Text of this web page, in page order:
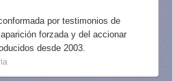
por testimonios de
forzada y del accionar
desde 2003.